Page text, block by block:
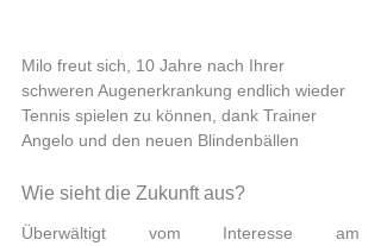
Milo freut sich, 10 Jahre nach Ihrer
schweren Augenerkrankung endlich wieder
Tennis spielen zu können, dank Trainer
Angelo und den neuen Blindenbällen
Wie sieht die Zukunft aus?
Überwältigt vom Interesse am